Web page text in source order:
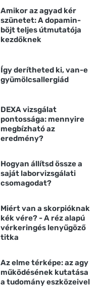
Amikor az agyad kér
szünetet: A dopamin-
böjt teljes útmutatója
kezdőknek
Így derítheted ki, van-e
gyümölcsallergiád
DEXA vizsgálat
pontossága: mennyire
megbízható az
eredmény?
Hogyan állítsd össze a
saját laborvizsgálati
csomagodat?
Miért van a skorpióknak
kék vére? - A réz alapú
vérkeringés lenyűgöző
titka
Az elme térképe: az agy
működésének kutatása
a tudomány eszközeivel